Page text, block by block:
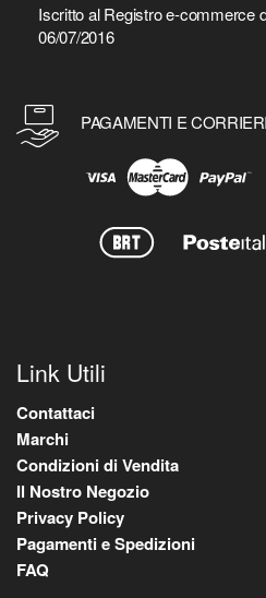
Iscritto al Registro e-commerce
06/07/2016
PAGAMENTI E
Link Utili
Contattaci
Marchi
Condizioni di Vendita
Il Nostro Negozio
Privacy Policy
Pagamenti e Spedizioni
FAQ